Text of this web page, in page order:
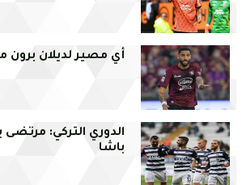
أي مصير لديلان برون
الدوري التركي:
باشا